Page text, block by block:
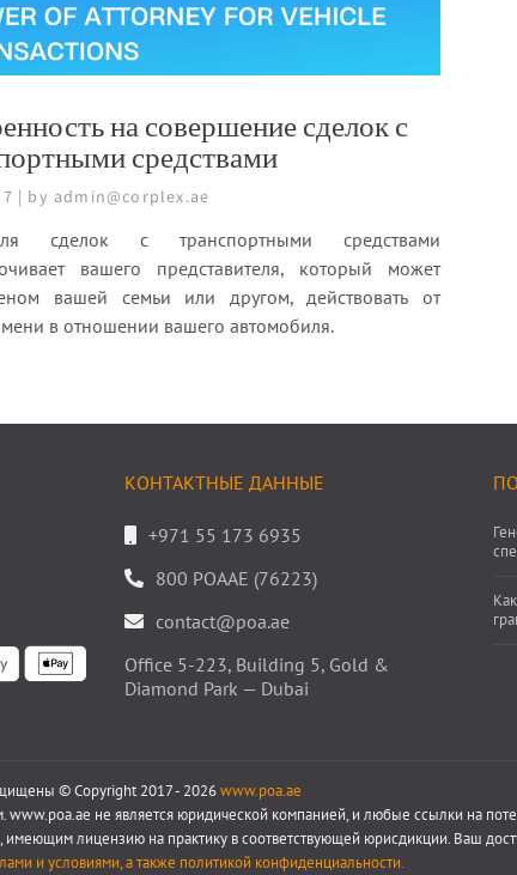
на совершение сделок с
средствами
| by admin@corplex.ae
сделок с транспортными средствами
вашего представителя, который может
вашей семьи или другом, действовать от
в отношении вашего автомобиля.
КОНТАКТНЫЕ ДАННЫЕ
+971 55 173 6935
800 POAAE (76223)
contact@poa.ae
Office 5-223, Building 5, Gold &
Diamond Park — Dubai
© Copyright 2017 - 2026www.poa.ae
не является юридической компанией, и любые ссылки на
лицензию на практику в соответствующей юрисдикции. Ваш
и условиями, а также политикой конфиденциальности.